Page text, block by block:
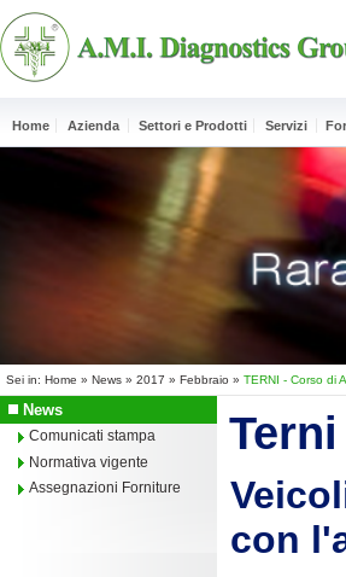
Home Azienda Settori e Prodotti Servizi
Sei in: Home » News » 2017 » Febbraio » TERNI - Corso di
News
Comunicati stampa
Normativa vigente
Assegnazioni Forniture
con